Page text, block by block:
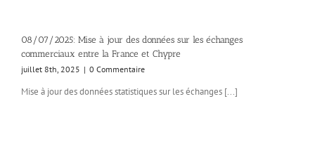
08/07/2025: Mise à jour des données sur les échanges
commerciaux entre la France et Chypre
juillet 8th, 2025 | 0 Commentaire
Mise à jour des données statistiques sur les échanges [...]